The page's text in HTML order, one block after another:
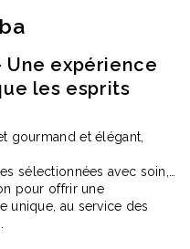
Une expérience
les esprits
gourmand et élégant,
sélectionnées avec soin,
pour offrir une
unique, au service des